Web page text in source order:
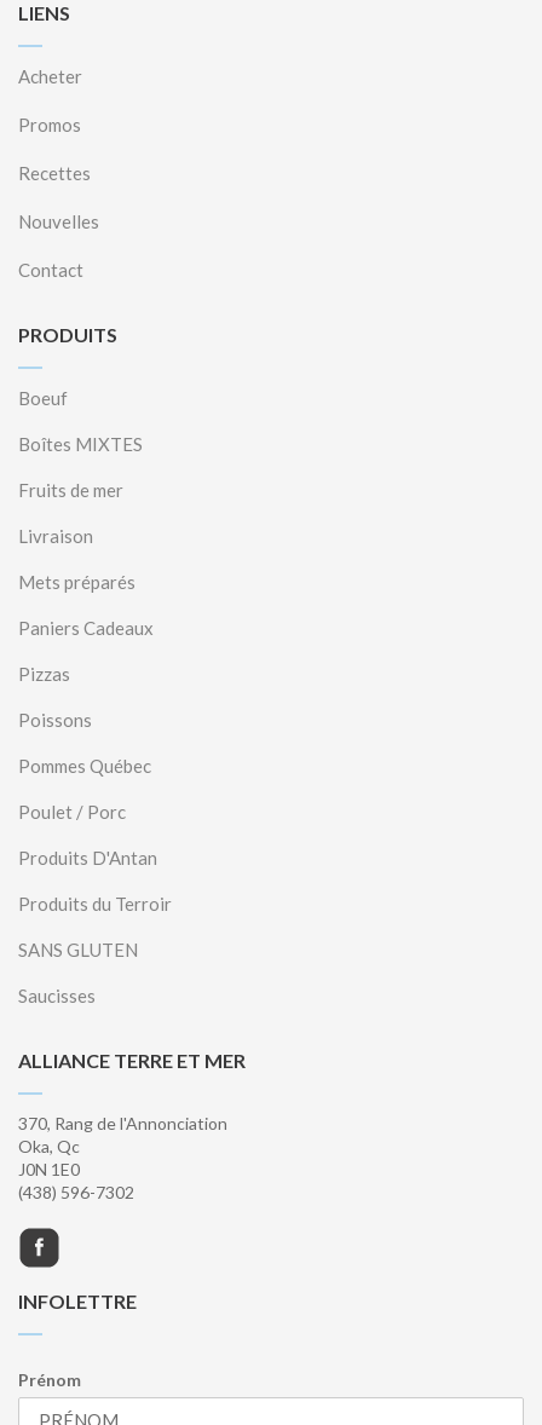
LIENS
Acheter
Promos
Recettes
Nouvelles
Contact
PRODUITS
Boeuf
Boîtes MIXTES
Fruits de mer
Livraison
Mets préparés
Paniers Cadeaux
Pizzas
Poissons
Pommes Québec
Poulet / Porc
Produits D'Antan
Produits du Terroir
SANS GLUTEN
Saucisses
ALLIANCE TERRE ET MER
370, Rang de l'Annonciation
Oka, Qc
J0N 1E0
(438) 596-7302
INFOLETTRE
Prénom